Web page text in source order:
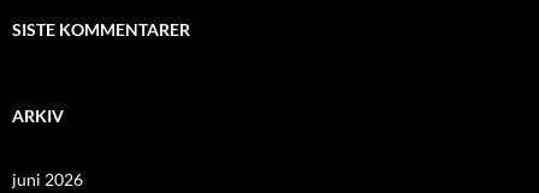
SISTE KOMMENTARER
ARKIV
juni 2026